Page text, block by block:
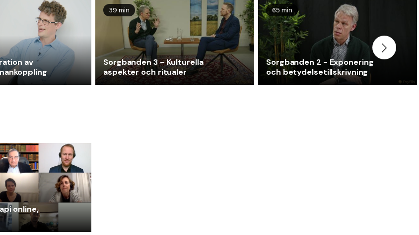
av
39 min
Sorgbanden 3 - Kulturella
aspekter och ritualer
65 min
Sorgbanden 2 - Exponering
och betydelsetillskrivning
online,